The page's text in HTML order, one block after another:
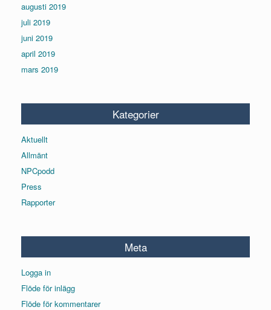
augusti 2019
juli 2019
juni 2019
april 2019
mars 2019
Kategorier
Aktuellt
Allmänt
NPCpodd
Press
Rapporter
Meta
Logga in
Flöde för inlägg
Flöde för kommentarer